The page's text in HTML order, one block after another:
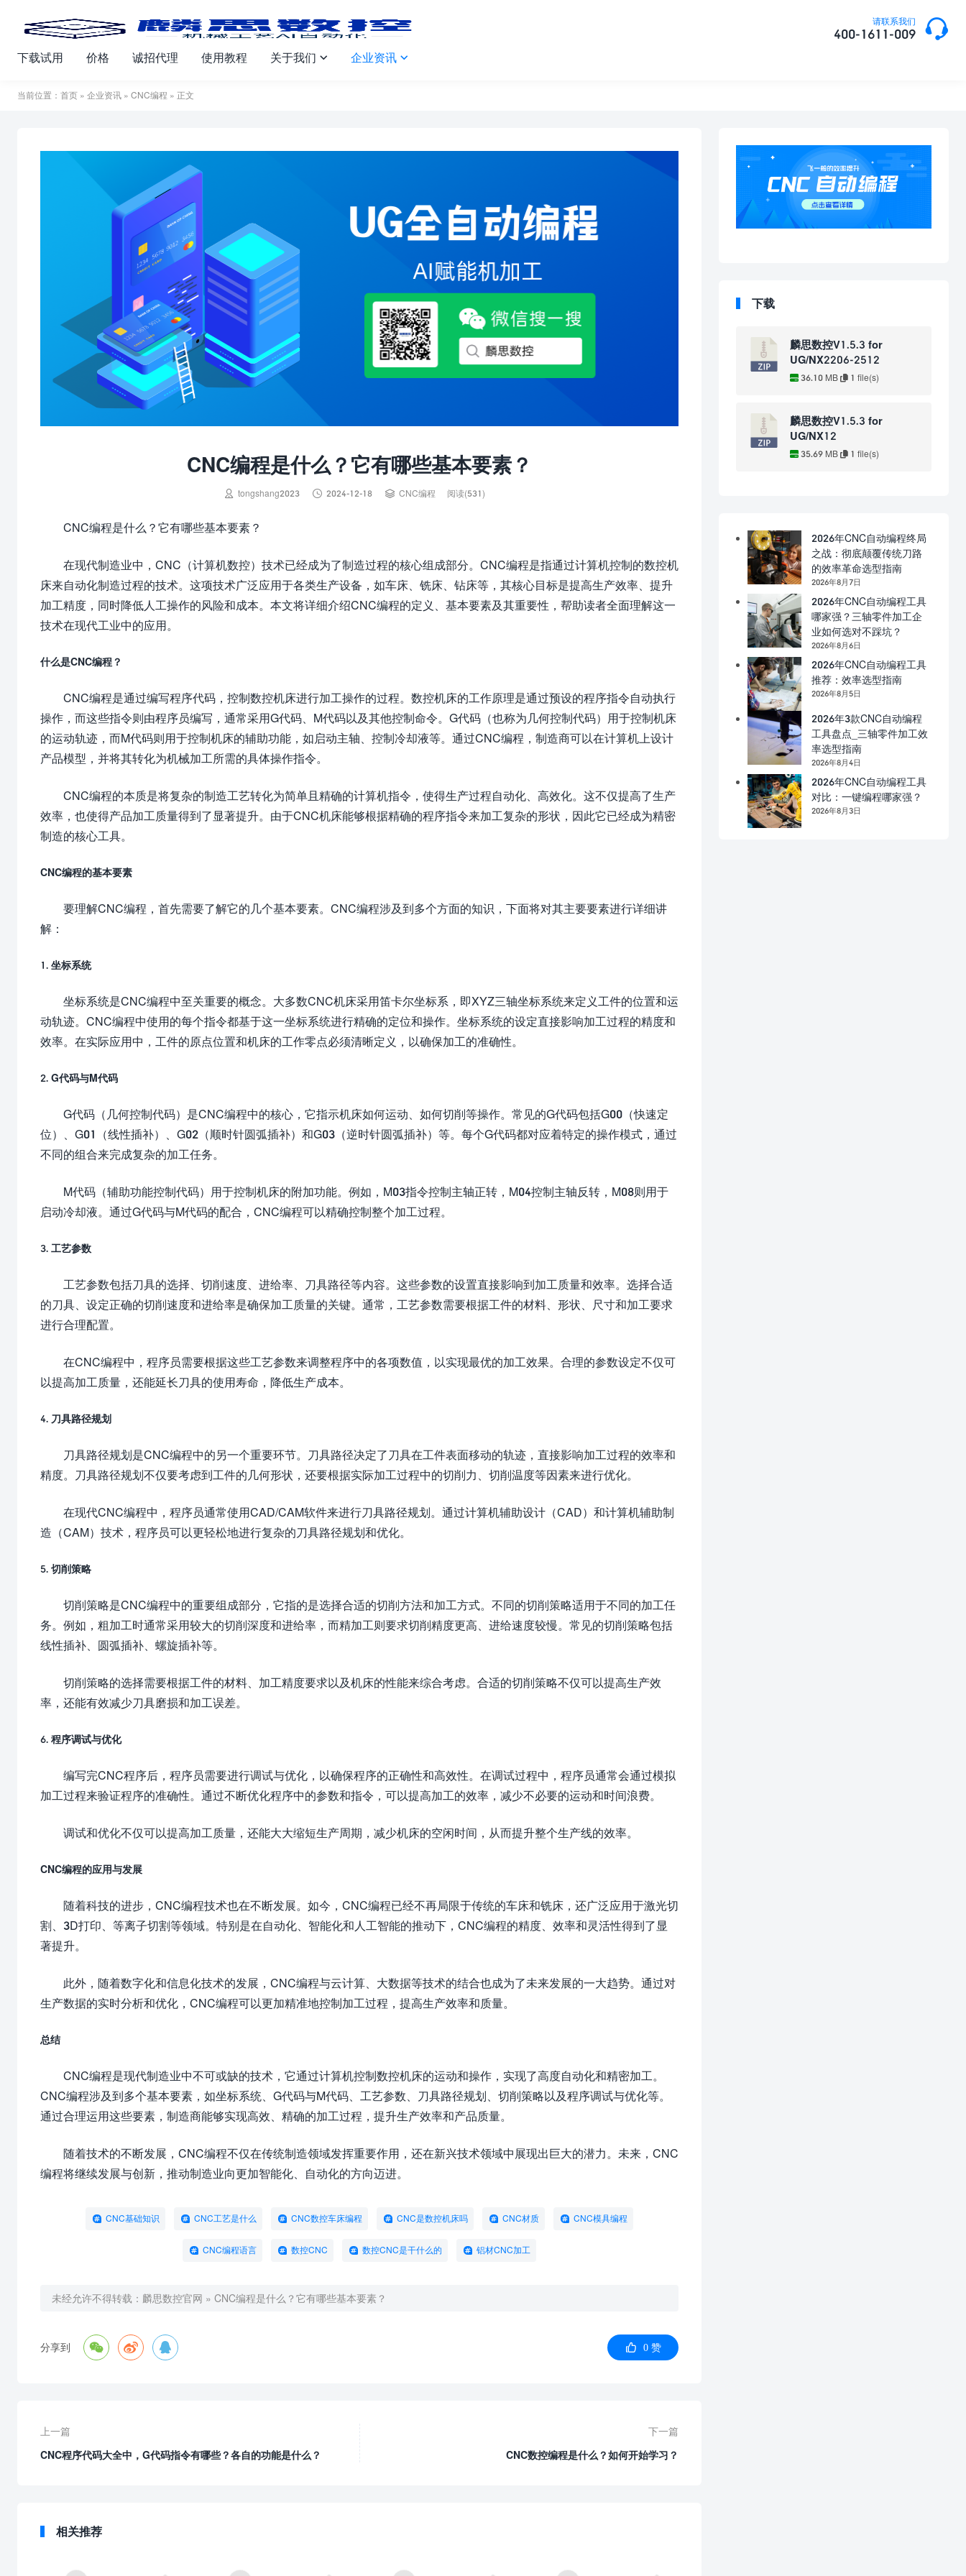
请联系我们
400-1611-009 
下载试用 价格 诚招代理 使用教程 关于我们  企业资讯 
当前位置： 首页 » 企业资讯 » CNC编程 » 正文
CNC编程是什么？它有哪些基本要素？
 tongshang2023  2024-12-18  CNC编程 阅读(531)
CNC编程是什么？它有哪些基本要素？
在现代制造业中，CNC（计算机数控）技术已经成为了制造过程的核心组成部分。CNC编程是指通过计算机控制的数控机
床来自动化制造过程的技术。这项技术广泛应用于各类生产设备，如车床、铣床、钻床等，其核心目标是提高生产效率、提升
加工精度，同时降低人工操作的风险和成本。本文将详细介绍CNC编程的定义、基本要素及其重要性，帮助读者全面理解这一
技术在现代工业中的应用。
什么是CNC编程？
CNC编程是通过编写程序代码，控制数控机床进行加工操作的过程。数控机床的工作原理是通过预设的程序指令自动执行
操作，而这些指令则由程序员编写，通常采用G代码、M代码以及其他控制命令。G代码（也称为几何控制代码）用于控制机床
的运动轨迹，而M代码则用于控制机床的辅助功能，如启动主轴、控制冷却液等。通过CNC编程，制造商可以在计算机上设计
产品模型，并将其转化为机械加工所需的具体操作指令。
CNC编程的本质是将复杂的制造工艺转化为简单且精确的计算机指令，使得生产过程自动化、高效化。这不仅提高了生产
效率，也使得产品加工质量得到了显著提升。由于CNC机床能够根据精确的程序指令来加工复杂的形状，因此它已经成为精密
制造的核心工具。
CNC编程的基本要素
要理解CNC编程，首先需要了解它的几个基本要素。CNC编程涉及到多个方面的知识，下面将对其主要要素进行详细讲
解：
1. 坐标系统
坐标系统是CNC编程中至关重要的概念。大多数CNC机床采用笛卡尔坐标系，即XYZ三轴坐标系统来定义工件的位置和运
动轨迹。CNC编程中使用的每个指令都基于这一坐标系统进行精确的定位和操作。坐标系统的设定直接影响加工过程的精度和
效率。在实际应用中，工件的原点位置和机床的工作零点必须清晰定义，以确保加工的准确性。
2. G代码与M代码
G代码（几何控制代码）是CNC编程中的核心，它指示机床如何运动、如何切削等操作。常见的G代码包括G00（快速定
位）、G01（线性插补）、G02（顺时针圆弧插补）和G03（逆时针圆弧插补）等。每个G代码都对应着特定的操作模式，通过
不同的组合来完成复杂的加工任务。
M代码（辅助功能控制代码）用于控制机床的附加功能。例如，M03指令控制主轴正转，M04控制主轴反转，M08则用于
启动冷却液。通过G代码与M代码的配合，CNC编程可以精确控制整个加工过程。
3. 工艺参数
工艺参数包括刀具的选择、切削速度、进给率、刀具路径等内容。这些参数的设置直接影响到加工质量和效率。选择合适
的刀具、设定正确的切削速度和进给率是确保加工质量的关键。通常，工艺参数需要根据工件的材料、形状、尺寸和加工要求
进行合理配置。
在CNC编程中，程序员需要根据这些工艺参数来调整程序中的各项数值，以实现最优的加工效果。合理的参数设定不仅可
以提高加工质量，还能延长刀具的使用寿命，降低生产成本。
4. 刀具路径规划
刀具路径规划是CNC编程中的另一个重要环节。刀具路径决定了刀具在工件表面移动的轨迹，直接影响加工过程的效率和
精度。刀具路径规划不仅要考虑到工件的几何形状，还要根据实际加工过程中的切削力、切削温度等因素来进行优化。
在现代CNC编程中，程序员通常使用CAD/CAM软件来进行刀具路径规划。通过计算机辅助设计（CAD）和计算机辅助制
造（CAM）技术，程序员可以更轻松地进行复杂的刀具路径规划和优化。
5. 切削策略
切削策略是CNC编程中的重要组成部分，它指的是选择合适的切削方法和加工方式。不同的切削策略适用于不同的加工任
务。例如，粗加工时通常采用较大的切削深度和进给率，而精加工则要求切削精度更高、进给速度较慢。常见的切削策略包括
线性插补、圆弧插补、螺旋插补等。
切削策略的选择需要根据工件的材料、加工精度要求以及机床的性能来综合考虑。合适的切削策略不仅可以提高生产效
率，还能有效减少刀具磨损和加工误差。
6. 程序调试与优化
编写完CNC程序后，程序员需要进行调试与优化，以确保程序的正确性和高效性。在调试过程中，程序员通常会通过模拟
加工过程来验证程序的准确性。通过不断优化程序中的参数和指令，可以提高加工的效率，减少不必要的运动和时间浪费。
调试和优化不仅可以提高加工质量，还能大大缩短生产周期，减少机床的空闲时间，从而提升整个生产线的效率。
CNC编程的应用与发展
随着科技的进步，CNC编程技术也在不断发展。如今，CNC编程已经不再局限于传统的车床和铣床，还广泛应用于激光切
割、3D打印、等离子切割等领域。特别是在自动化、智能化和人工智能的推动下，CNC编程的精度、效率和灵活性得到了显
著提升。
此外，随着数字化和信息化技术的发展，CNC编程与云计算、大数据等技术的结合也成为了未来发展的一大趋势。通过对
生产数据的实时分析和优化，CNC编程可以更加精准地控制加工过程，提高生产效率和质量。
总结
CNC编程是现代制造业中不可或缺的技术，它通过计算机控制数控机床的运动和操作，实现了高度自动化和精密加工。
CNC编程涉及到多个基本要素，如坐标系统、G代码与M代码、工艺参数、刀具路径规划、切削策略以及程序调试与优化等。
通过合理运用这些要素，制造商能够实现高效、精确的加工过程，提升生产效率和产品质量。
随着技术的不断发展，CNC编程不仅在传统制造领域发挥重要作用，还在新兴技术领域中展现出巨大的潜力。未来，CNC
编程将继续发展与创新，推动制造业向更加智能化、自动化的方向迈进。
CNC基础知识 CNC工艺是什么 CNC数控车床编程 CNC是数控机床吗 CNC材质 CNC模具编程
CNC编程语言 数控CNC 数控CNC是干什么的 铝材CNC加工
未经允许不得转载： 麟思数控官网 » CNC编程是什么？它有哪些基本要素？
分享到     0 赞
上一篇
CNC程序代码大全中，G代码指令有哪些？各自的功能是什么？
下一篇
CNC数控编程是什么？如何开始学习？
相关推荐
下载
麟思数控V1.5.3 for
UG/NX2206-2512
36.10 MB 1 file(s)
麟思数控V1.5.3 for
UG/NX12
35.69 MB 1 file(s)
2026年CNC自动编程终局
之战：彻底颠覆传统刀路
的效率革命选型指南
2026年8月7日
2026年CNC自动编程工具
哪家强？三轴零件加工企
业如何选对不踩坑？
2026年8月6日
2026年CNC自动编程工具
推荐：效率选型指南
2026年8月5日
2026年3款CNC自动编程
工具盘点_三轴零件加工效
率选型指南
2026年8月4日
2026年CNC自动编程工具
对比：一键编程哪家强？
2026年8月3日